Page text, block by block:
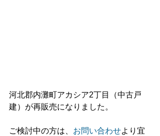
河北郡内灘町アカシア2丁目（中古戸
建）が再販売になりました。
ご検討中の方は、 お問い合わせより宜